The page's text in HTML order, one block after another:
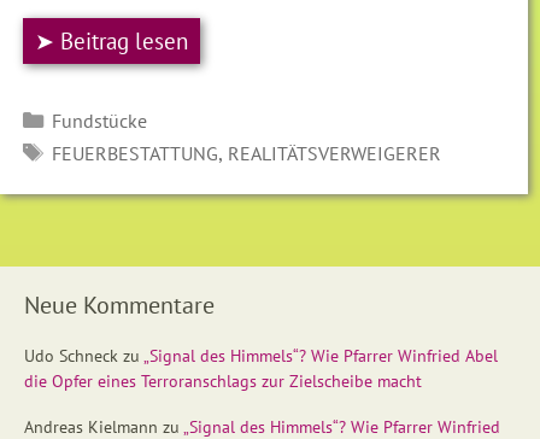
➤ Beitrag lesen
Kategorien
Fundstücke
SCHLAGWÖRTER
FEUERBESTATTUNG, REALITÄTSVERWEIGERER
Neue Kommentare
Udo Schneck zu „Signal des Himmels“? Wie Pfarrer Winfried Abel
die Opfer eines Terroranschlags zur Zielscheibe macht
Andreas Kielmann zu „Signal des Himmels“? Wie Pfarrer Winfried